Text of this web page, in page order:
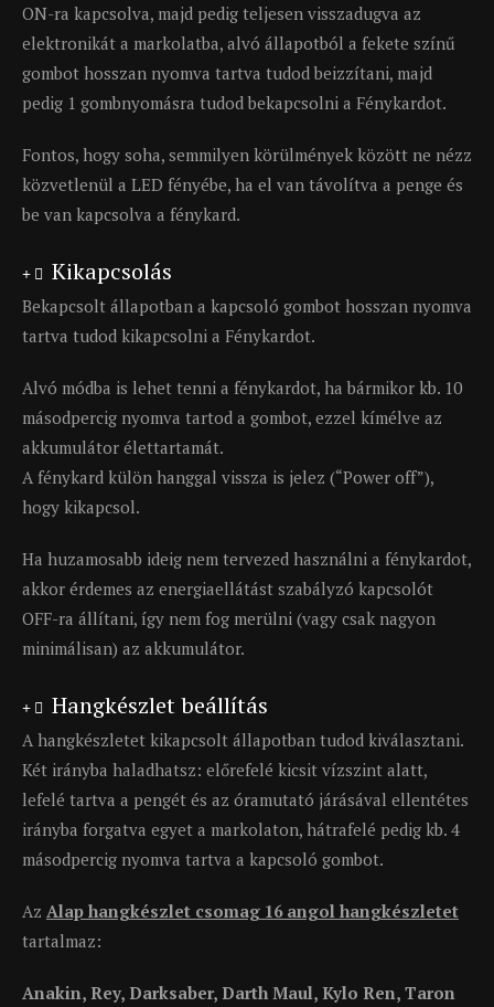
ON-ra kapcsolva, majd pedig teljesen visszadugva az
elektronikát a markolatba, alvó állapotból a fekete színű
gombot hosszan nyomva tartva tudod beizzítani, majd
pedig 1 gombnyomásra tudod bekapcsolni a Fénykardot.
Fontos, hogy soha, semmilyen körülmények között ne nézz
közvetlenül a LED fényébe, ha el van távolítva a penge és
be van kapcsolva a fénykard.
Kikapcsolás
Bekapcsolt állapotban a kapcsoló gombot hosszan nyomva
tartva tudod kikapcsolni a Fénykardot.
Alvó módba is lehet tenni a fénykardot, ha bármikor kb. 10
másodpercig nyomva tartod a gombot, ezzel kímélve az
akkumulátor élettartamát.
A fénykard külön hanggal vissza is jelez (“Power off”),
hogy kikapcsol.
Ha huzamosabb ideig nem tervezed használni a fénykardot,
akkor érdemes az energiaellátást szabályzó kapcsolót
OFF-ra állítani, így nem fog merülni (vagy csak nagyon
minimálisan) az akkumulátor.
Hangkészlet beállítás
A hangkészletet kikapcsolt állapotban tudod kiválasztani.
Két irányba haladhatsz: előrefelé kicsit vízszint alatt,
lefelé tartva a pengét és az óramutató járásával ellentétes
irányba forgatva egyet a markolaton, hátrafelé pedig kb. 4
másodpercig nyomva tartva a kapcsoló gombot.
Az Alap hangkészlet csomag 16 angol hangkészletet
tartalmaz:
Anakin, Rey, Darksaber, Darth Maul, Kylo Ren, Taron